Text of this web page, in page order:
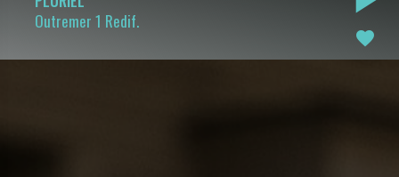
Outremer 1 Redif.
favorite